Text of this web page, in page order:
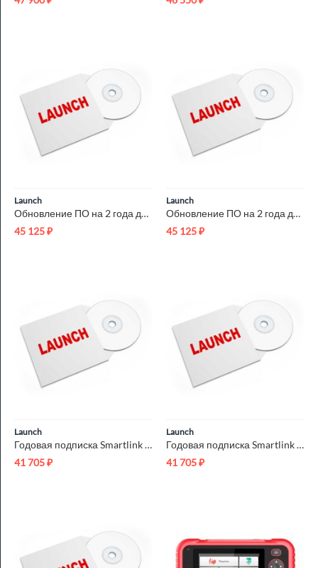
Launch
Обновление ПО на 2 года для Launch X431 PRO Launch LNC-246
45 125₽
Launch
Обновление ПО на 2 года для Launch X431 PRO3 Launch LNC-247
45 125₽
Launch
Годовая подписка Smartlink CAR на неограниченное кол-во запро...
41 705₽
Launch
Годовая подписка Smartlink TRUCK на неограниченное кол-во зап...
41 705₽